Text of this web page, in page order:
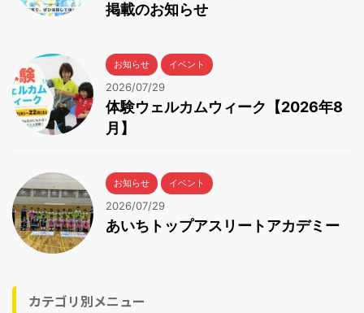
掲載のお知らせ
お知らせ イベント
2026/07/29
体験ウェルカムウィーク【2026年8
月】
お知らせ イベント
2026/07/29
あいちトップアスリートアカデミー
カテゴリ別メニュー